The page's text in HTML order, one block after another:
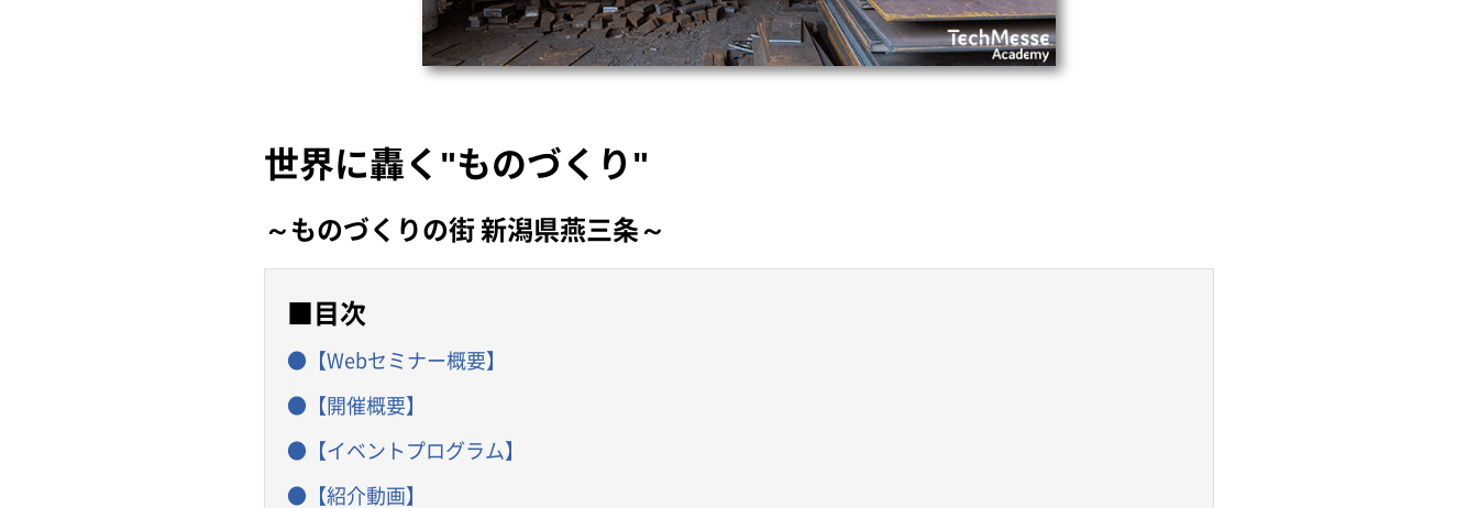
世界に轟く"ものづくり"
～ものづくりの街 新潟県燕三条～
■目次
●【Webセミナー概要】
●【開催概要】
●【イベントプログラム】
●【紹介動画】